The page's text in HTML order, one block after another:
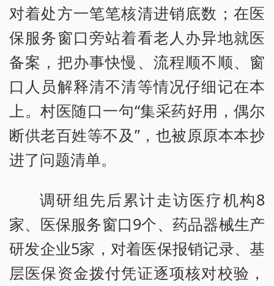
对着处方一笔笔核清进销底数；在医
保服务窗口旁站着看老人办异地就医
备案，把办事快慢、流程顺不顺、窗
口人员解释清不清等情况仔细记在本
上。村医随口一句“集采药好用，偶尔
断供老百姓等不及”，也被原原本本抄
进了问题清单。
调研组先后累计走访医疗机构8
家、医保服务窗口9个、药品器械生产
研发企业5家，对着医保报销记录、基
层医保资金拨付凭证逐项核对校验，